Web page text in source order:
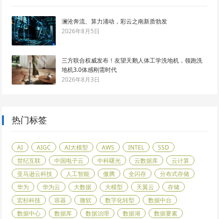
澜沧奔流、算力涌动，彩云之南新质勃发
2026年8月5日
三方联合权威发布！友望天鹅人体工学洗地机，领跑洗
地机3.0体感刚需时代
2026年8月3日
热门标签
AI AIGC AI大模型 AWS INTEL
SSD
世纪互联
中国电子云 中科曙光 云数据库
云计算
亚马逊云科技
人工智能 傲腾 全闪存
分布式存储
华为
华为云 大数据 大模型 天翼云
存储
宏杉科技
容器 微软 数字化转型
数据中台
数据中心
数据库 数据治理 数据湖 数据要素